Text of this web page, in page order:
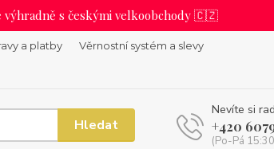
výhradně s českými velkoobchody 🇨🇿
a platby Věrnostní systém a slevy
Hledat
Nevíte si
+420
(Po-Pá